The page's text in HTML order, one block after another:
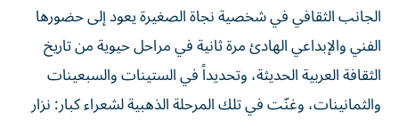
الجانب الثقافي في شخصية نجاة الصغيرة يعود إلى حضورها
الفني والإبداعي الهادئ مرة ثانية في مراحل حيوية من تاريخ
الثقافة العربية الحديثة، وتحديداً في الستينات والسبعينات
والثمانينات، وغنّت في تلك المرحلة الذهبية لشعراء كبار: نزار